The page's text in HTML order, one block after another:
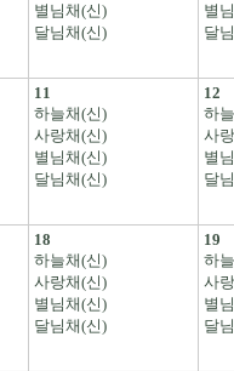
별님채(신)
달님채(신)
별
달
11
하늘채(신)
사랑채(신)
별님채(신)
달님채(신)
12
하
사
별
달
18
하늘채(신)
사랑채(신)
별님채(신)
달님채(신)
19
하
사
별
달